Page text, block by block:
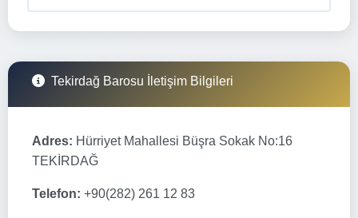
Tekirdağ Barosu İletişim Bilgileri
Adres: Hürriyet Mahallesi Büşra Sokak No:16
TEKİRDAĞ
Telefon: +90(282) 261 12 83